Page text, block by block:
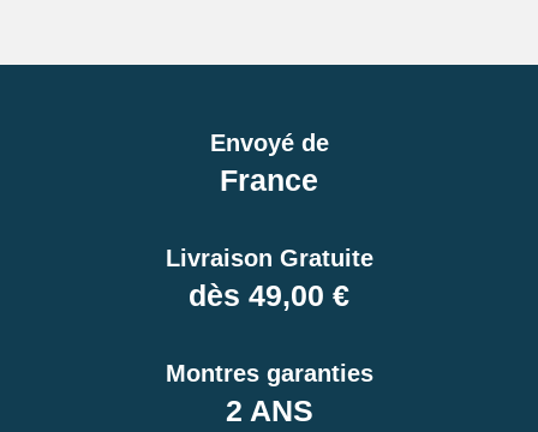
Envoyé de
France
Livraison Gratuite
dès 49,00 €
Montres garanties
2 ANS